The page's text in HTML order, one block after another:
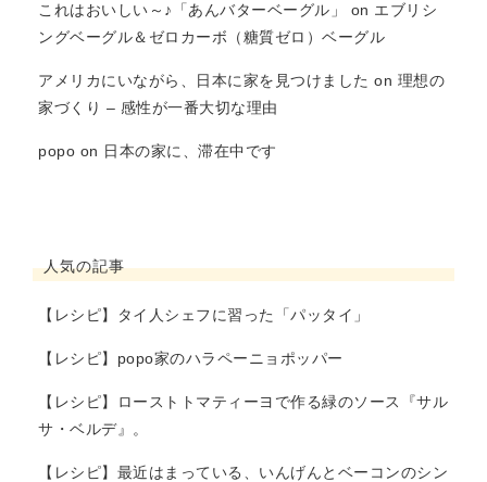
これはおいしい～♪「あんバターベーグル」 on エブリシ
ングベーグル＆ゼロカーボ（糖質ゼロ）ベーグル
アメリカにいながら、日本に家を見つけました on 理想の
家づくり – 感性が一番大切な理由
popo on 日本の家に、滞在中です
人気の記事
【レシピ】タイ人シェフに習った「パッタイ」
【レシピ】popo家のハラペーニョポッパー
【レシピ】ローストトマティーヨで作る緑のソース『サル
サ・ベルデ』。
【レシピ】最近はまっている、いんげんとベーコンのシン